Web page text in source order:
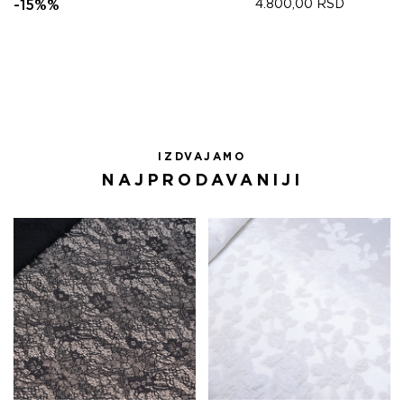
-15%% 4.800,00 RSD
IZDVAJAMO
NAJPRODAVANIJI